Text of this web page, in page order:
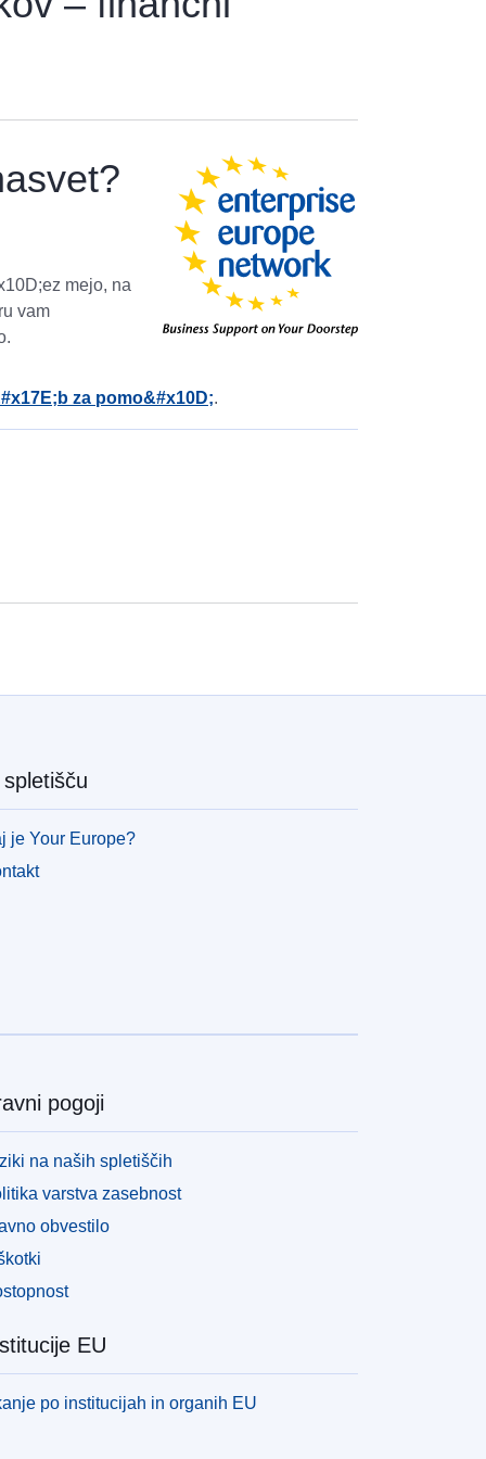
mejo, na
vam
za pomo&#x10D;.
je Your Europe?
pogoji
na naših spletiščih
varstva zasebnost
obvestilo
EU
po institucijah in organih EU